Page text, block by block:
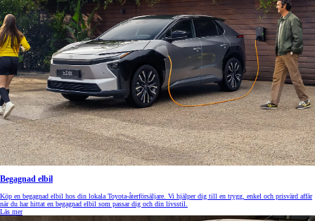
Begagnad elbil
Köp en begagnad elbil hos din lokala Toyota-återförsäljare. Vi hjälper dig till en trygg, enkel och prisvärd affär
när du har hittat en begagnad elbil som passar dig och din livsstil.
Läs mer